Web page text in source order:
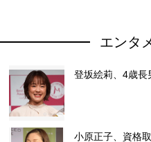
エンタ
登坂絵莉、4歳長
小原正子、資格